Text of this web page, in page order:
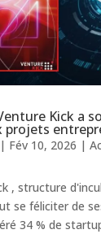
Kick a
projets
Fév 10, 2026 |
, structure
se féliciter de
34 % de